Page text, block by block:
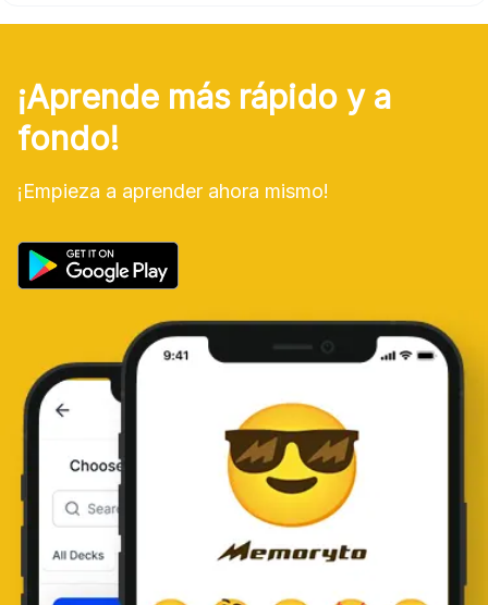
¡Aprende más rápido y a
fondo!
¡Empieza a aprender ahora mismo!